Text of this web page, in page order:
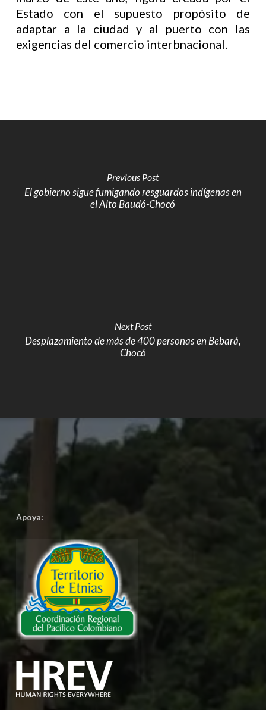
Estado con el supuesto propósito de
adaptar a la ciudad y al puerto con las
exigencias del comercio interbnacional.
Previous Post
El gobierno sigue fumigando resguardos indígenas en
el Alto Baudó-Chocó
Next Post
Desplazamiento de más de 400 personas en Bebará,
Chocó
Apoya: